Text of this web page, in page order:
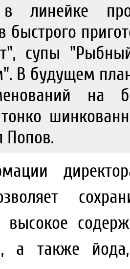
линейке
быстрого
супы
В будущем
на
Попов.
высокое
а также